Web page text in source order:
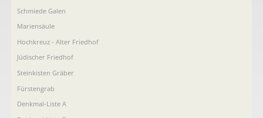
Schmiede Galen
Mariensäule
Hochkreuz - Alter Friedhof
Jüdischer Friedhof
Steinkisten Gräber
Fürstengrab
Denkmal-Liste A